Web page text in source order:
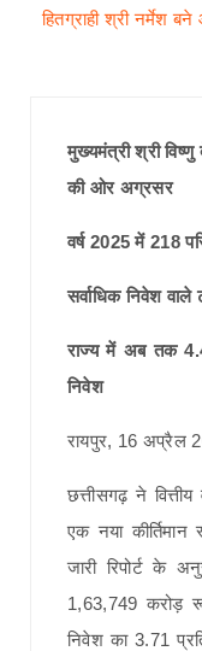
हितग्राही श्री नर्मेश
मुख्यमंत्री श्री
की ओर अग्रसर
वर्ष 2025 में 218
सर्वाधिक निवेश वाले
राज्य में अब तक
निवेश
रायपुर, 16 अप्रैल
छत्तीसगढ़ ने
एक नया कीर्तिमान
जारी रिपोर्ट के
1,63,749 करोड़
निवेश का 3.71